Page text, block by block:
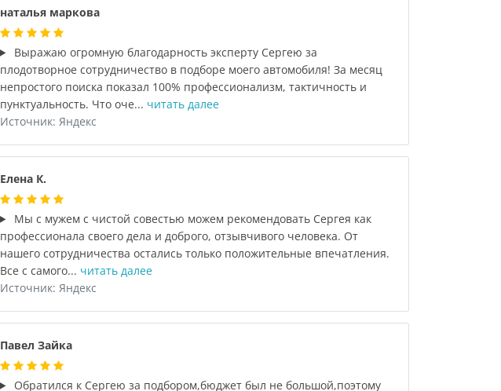
наталья маркова
Выражаю огромную благодарность эксперту Сергею за
плодотворное сотрудничество в подборе моего автомобиля! За месяц
непростого поиска показал 100% профессионализм, тактичность и
пунктуальность. Что оче... читать далее
Источник: Яндекс
Елена К.
Мы с мужем с чистой совестью можем рекомендовать Сергея как
профессионала своего дела и доброго, отзывчивого человека. От
нашего сотрудничества остались только положительные впечатления.
Все с самого... читать далее
Источник: Яндекс
Павел Зайка
Обратился к Сергею за подбором,бюджет был не большой,поэтому